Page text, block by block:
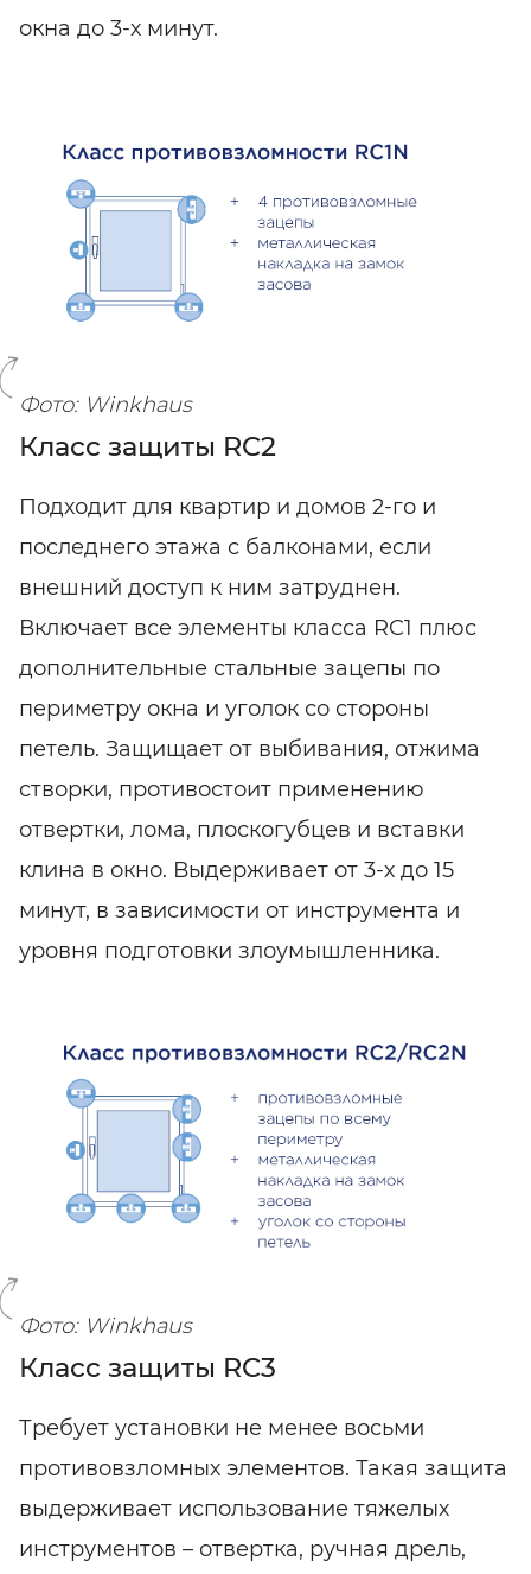
окна до 3-х минут.
Фото: Winkhaus
Класс защиты RC2
Подходит для квартир и домов 2-го и
последнего этажа с балконами, если
внешний доступ к ним затруднен.
Включает все элементы класса RC1 плюс
дополнительные стальные зацепы по
периметру окна и уголок со стороны
петель. Защищает от выбивания, отжима
створки, противостоит применению
отвертки, лома, плоскогубцев и вставки
клина в окно. Выдерживает от 3-х до 15
минут, в зависимости от инструмента и
уровня подготовки злоумышленника.
Фото: Winkhaus
Класс защиты RC3
Требует установки не менее восьми
противовзломных элементов. Такая защита
выдерживает использование тяжелых
инструментов – отвертка, ручная дрель,